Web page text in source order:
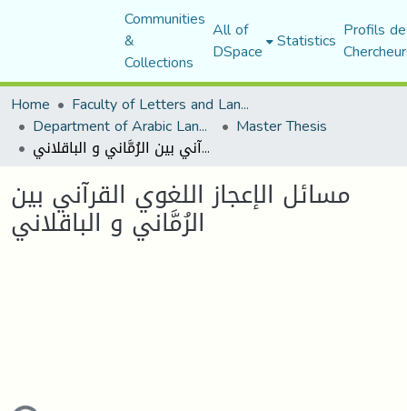
Communities
&
Collections
All of
DSpace Statistics Profils
Home
Faculty of Letters and Languages
Department of Arabic Language and Literature Master Thesis
مسائل الإعجاز اللغوي القرآني بين الرُمَّاني و الباقلاني
مسائل الإعجاز اللغوي القرآني بين
الرُمَّاني و الباقلاني